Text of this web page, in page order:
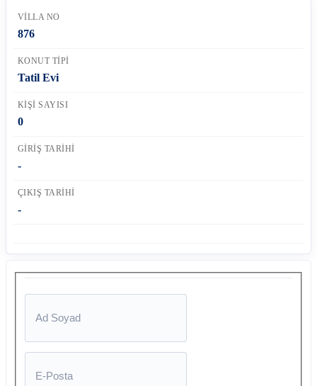
VILLA NO
876
KONUT TIPI
Tatil Evi
KIŞI SAYISI
0
GIRIŞ TARIHI
-
ÇIKIŞ TARIHI
-